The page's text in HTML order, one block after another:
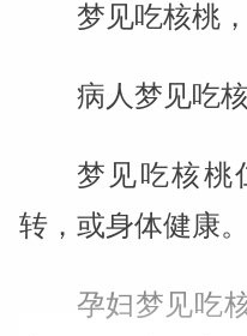
梦见吃核桃
病人梦见吃
梦见吃核桃
转，或身体健康。
孕妇梦见吃